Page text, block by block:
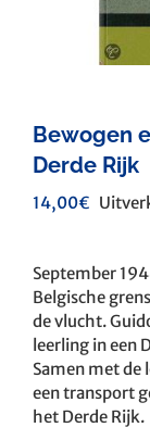
Bewogen
Derde Rijk
14,00€
September
Belgische
de vlucht.
leerling in een
Samen met de
een transport
het Derde Rijk.